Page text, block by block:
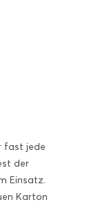
fast jede
der
Einsatz.
Karton